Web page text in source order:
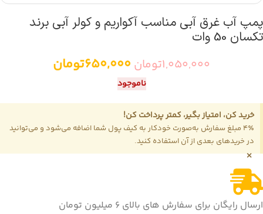
پمپ آب غرق آبی مناسب آکواریم و کولر آبی برند
تکسان 50 وات
1,050,000تومان 650,000تومان
ناموجود
خرید کن، امتیاز بگیر، کمتر پرداخت کن!
4٪ مبلغ سفارش به‌صورت خودکار به کیف پول شما اضافه می‌شود و می‌توانید
در خریدهای بعدی از آن استفاده کنید.
×
ارسال رایگان برای سفارش های بالای 6 میلیون تومان